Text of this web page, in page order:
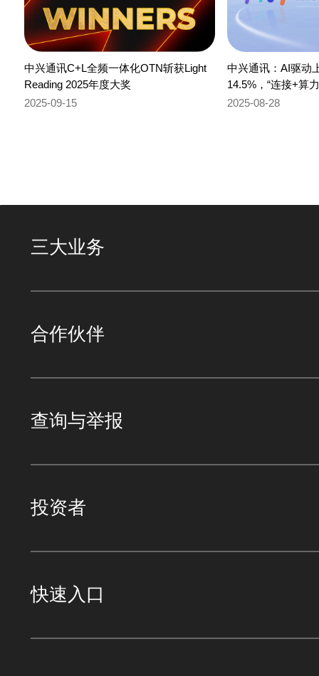
中兴通讯C+L全频一体化OTN斩获Light
Reading 2025年度大奖
2025-09-15
中兴通讯：AI驱动
14.5%，“连接+算
2025-08-28
三大业务
合作伙伴
查询与举报
投资者
快速入口